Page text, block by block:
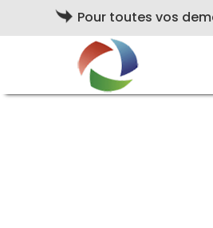
Pour toutes vos